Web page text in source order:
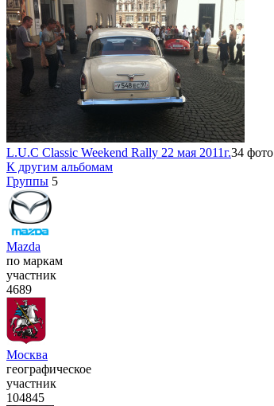
L.U.C Classic Weekend Rally 22 мая 2011г.34 фото
К другим альбомам
Группы 5
Mazda
по маркам
участник
4689
Москва
географическое
участник
104845